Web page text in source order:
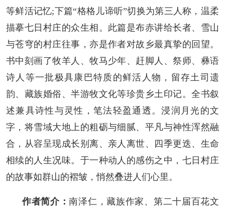
等鲜活记忆;下篇“格格儿谛听”切换为第三人称，温柔
描摹七日村庄的众生相。此篇是布赤讲给长者、雪山
与苍穹的村庄往事，亦是作者对故乡最真挚的回望。
书中刻画了牧羊人、牧马少年、赶脚人、祭师、彝语
诗人等一批极具康巴特质的鲜活人物，留存土司遗
韵、藏族婚俗、半游牧文化等珍贵乡土印记。全书叙
述兼具诗性与灵性，笔法轻盈通透。浸润月光的文
字，将雪域大地上的粗砺与细腻、平凡与神性浑然融
合，从容呈现成长别离、亲人离世、四季更迭、生命
相续的人生况味。于一种动人的感伤之中，七日村庄
的故事如群山的褶皱，悄然叠进人们心里。
作者简介：南泽仁，藏族作家、第二十届百花文